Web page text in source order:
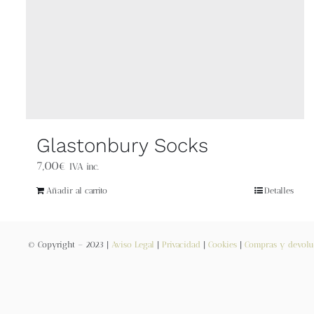
Glastonbury Socks
7,00€ IVA inc.
Añadir al carrito Detalles
© Copyright – 2023 | Aviso Legal Privacidad Cookies| Compras y